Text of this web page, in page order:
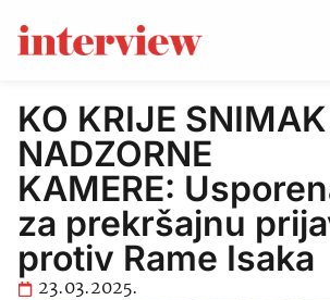
KO KRIJE SNIMAK
NADZORNE
KAMERE:
za prekršajnu
protiv Rame Isaka
23.03.2025.